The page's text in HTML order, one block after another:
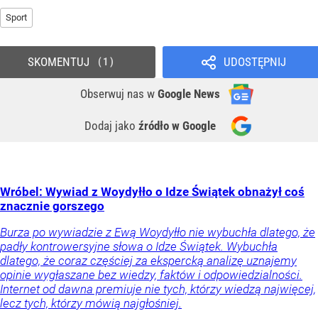
Sport
UDOSTĘPNIJ
Obserwuj nas w Google News
Dodaj jako źródło w Google
SKOMENTUJ 1
Wróbel: Wywiad z Woydyłło o Idze Świątek obnażył coś
znacznie gorszego
Burza po wywiadzie z Ewą Woydyłło nie wybuchła dlatego, że
padły kontrowersyjne słowa o Idze Świątek. Wybuchła
dlatego, że coraz częściej za ekspercką analizę uznajemy
opinie wygłaszane bez wiedzy, faktów i odpowiedzialności.
Internet od dawna premiuje nie tych, którzy wiedzą najwięcej,
lecz tych, którzy mówią najgłośniej.